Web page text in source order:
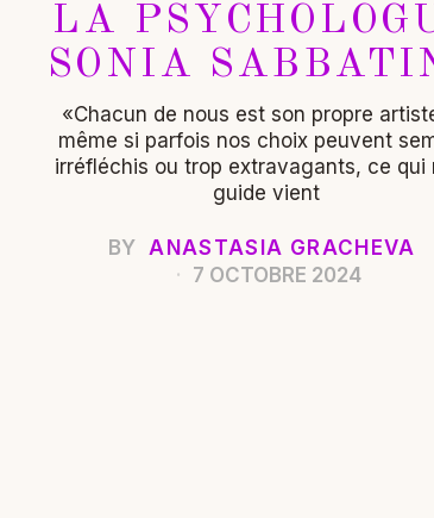
LA
SONIA
«Chacun de nous est son propre
même si parfois nos choix peuvent
irréfléchis ou trop extravagants, ce qui
guide vient
BY ANASTASIA GRACHEVA
7 OCTOBRE 2024